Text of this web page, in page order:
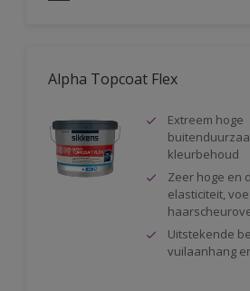
Alpha Topcoat Flex
Extreem hoge
kleurbehoud
Zeer hoge en
elasticiteit,
Uitstekende
vuilaanhang